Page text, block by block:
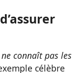
connaît pas les
célèbre